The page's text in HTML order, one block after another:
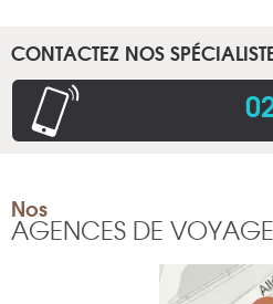
CONTACTEZ NOS
Nos
AGENCES DE VOYAGE